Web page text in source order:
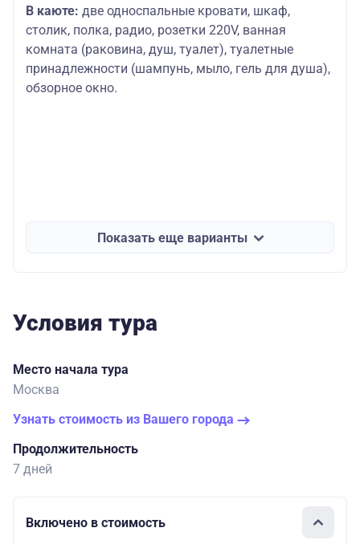
В каюте: две односпальные кровати, шкаф,
столик, полка, радио, розетки 220V, ванная
комната (раковина, душ, туалет), туалетные
принадлежности (шампунь, мыло, гель для душа),
обзорное окно.
Показать еще варианты
Условия тура
Место начала тура
Москва
Узнать стоимость из Вашего города
Продолжительность
7 дней
Включено в стоимость